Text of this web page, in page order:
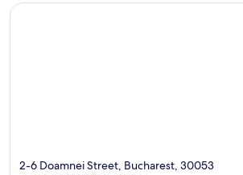
2-6 Doamnei Street, Bucharest, 30053